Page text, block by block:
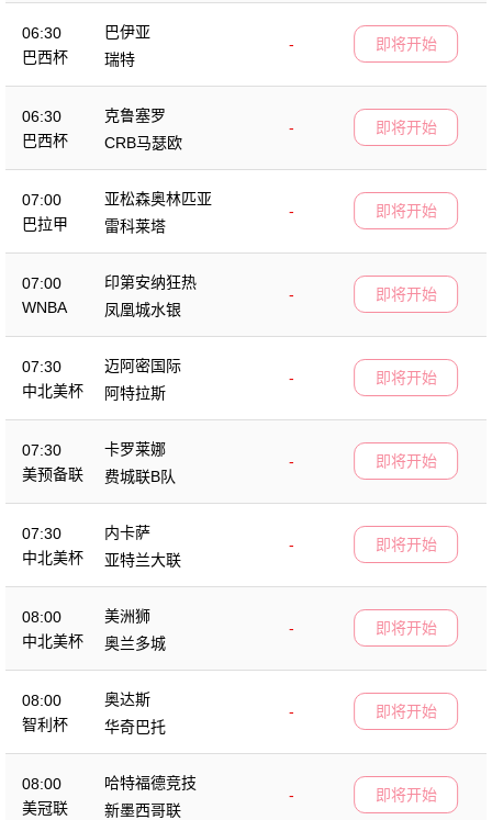
06:30
巴西杯
巴伊亚
-
瑞特
即将开始
06:30
巴西杯
克鲁塞罗
-
CRB马瑟欧
即将开始
07:00
巴拉甲
亚松森奥林匹亚
-
雷科莱塔
即将开始
07:00
WNBA
印第安纳狂热
-
凤凰城水银
即将开始
07:30
中北美杯
迈阿密国际
-
阿特拉斯
即将开始
07:30
美预备联
卡罗莱娜
-
费城联B队
即将开始
07:30
中北美杯
内卡萨
-
亚特兰大联
即将开始
08:00
中北美杯
美洲狮
-
奥兰多城
即将开始
08:00
智利杯
奥达斯
-
华奇巴托
即将开始
08:00
美冠联
哈特福德竞技
-
新墨西哥联
即将开始